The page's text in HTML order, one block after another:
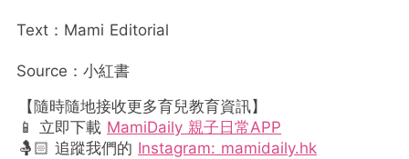
Text：Mami Editorial
Source：小紅書
【隨時隨地接收更多育兒教育資訊】
📱 立即下載 MamiDaily 親子日常APP
🤱🏻 追蹤我們的 Instagram: mamidaily.hk